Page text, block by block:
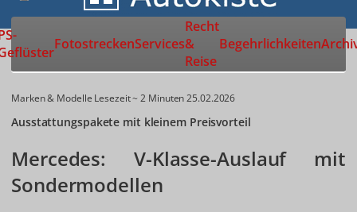
Zur Startseite
FotostreckenServices
Recht
&
Reise
Begehrlichkeiten
Marken & Modelle Lesezeit ~ 2 Minuten25.02.2026
Ausstattungspakete mit kleinem Preisvorteil
Mercedes: V-Klasse-Auslauf mit
Sondermodellen